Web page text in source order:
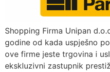
Shopping Firma Unipan
godine od kada uspješno
ove firme jeste trgovina i
ekskluzivni zastupnik